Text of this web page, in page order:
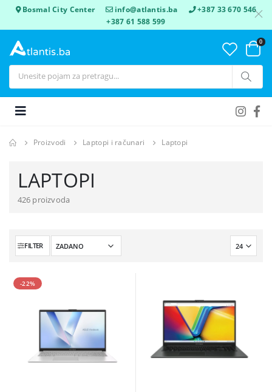
Bosmal City Center info@atlantis.ba
+387 33 670 546
+387 61 588 599
0
Proizvodi Laptopi i računari Laptopi
LAPTOPI
426 proizvoda
FILTER
-22%